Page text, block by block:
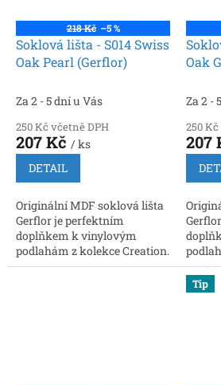
218 Kč –5 %
Soklová lišta - S014 Swiss
Oak Pearl (Gerflor)
Za 2 - 5 dní u Vás
250 Kč včetně DPH
207 Kč / ks
DETAIL
Originální MDF soklová lišta
Gerflor je perfektním
doplňkem k vinylovým
podlahám z kolekce Creation.
Rozměry: 2200 × 60 × 16 mm.
Oak
Za 2 -
250
207
vedení
Tip